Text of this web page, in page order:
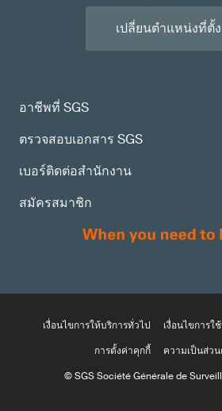
อาชีพที่ SGS
ตรวจสอบเอกสาร SGS
เบอร์ติดต่อสำนักงาน
สมัครสมาชิก
เปลี่ยนตําแหน่งที่ตั้ง
เงื่อนไขการให้บริการทั่วไป เงื่อนไขการใ
การตั้งค่าคุกกี้
ความเป็นส่ว
© SGS Société Générale de